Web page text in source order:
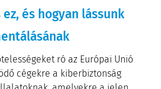
és hogyan lássunk
ró az Európai Unió
cégekre a kiberbiztonság